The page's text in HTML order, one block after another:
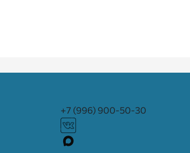
+7 (996) 900-50-30